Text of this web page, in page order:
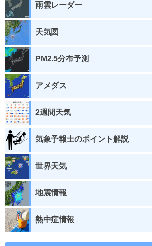
雨雲レーダー
天気図
PM2.5分布予測
アメダス
2週間天気
気象予報士のポイント解説
世界天気
地震情報
熱中症情報